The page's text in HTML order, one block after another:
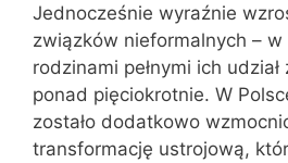
Jednocześnie wyraźnie
związków nieformalnych –
rodzinami pełnymi ich udział
ponad pięciokrotnie. W
zostało dodatkowo
transformację ustrojową,